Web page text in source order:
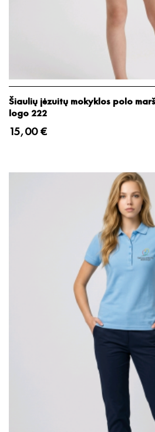
Šiaulių jėzuitų mokyklos polo
logo 222
15,00 €